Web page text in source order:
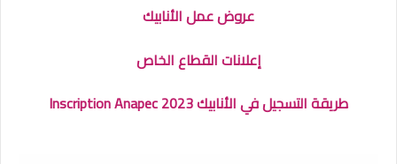
عروض عمل الأنابيك
إعلانات القطاع الخاص
طريقة التسجيل في الأنابيك 2023 Inscription Anapec